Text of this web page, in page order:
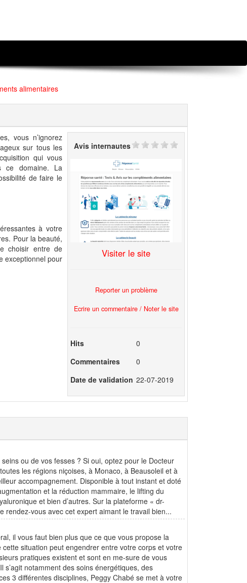
alimentaires
vous n’ignorez
sur tous les
qui vous
ce domaine. La
de faire le
à votre
Pour la beauté,
choisir entre de
exceptionnel pour
Avis internautes
Visiter le site
Reporter un problème
Ecrire un commentaire / Noter le site
Hits
0
Commentaires
0
Date de validation 22-07-2019
ou de vos fesses ? Si oui, optez pour le Docteur
les régions niçoises, à Monaco, à Beausoleil et à
accompagnement. Disponible à tout instant et doté
et la réduction mammaire, le lifting du
et bien d’autres. Sur la plateforme « dr-
rendez-vous avec cet expert aimant le travail bien...
il vous faut bien plus que ce que vous propose la
situation peut engendrer entre votre corps et votre
pratiques existent et sont en me-sure de vous
notamment des soins énergétiques, des
3 différentes disciplines, Peggy Chabé se met à votre